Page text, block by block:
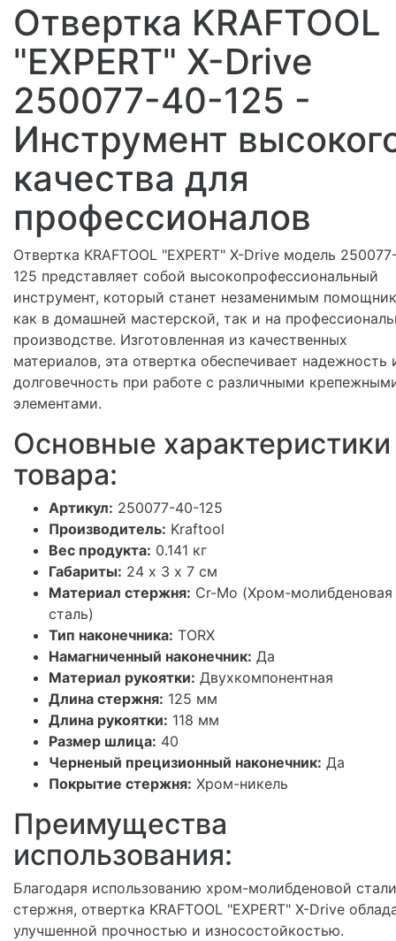
Отвертка KRAFTOOL
"EXPERT" X-Drive
250077-40-125 -
Инструмент
качества для
профессионалов
Отвертка KRAFTOOL "EXPERT" X-Drive модель
125 представляет собой высокопрофессиональный
инструмент, который станет незаменимым
как в домашней мастерской, так и на
производстве. Изготовленная из качественных
материалов, эта отвертка обеспечивает надежность
долговечность при работе с различными
элементами.
Основные характеристики
товара:
Артикул: 250077-40-125
Производитель: Kraftool
Вес продукта: 0.141 кг
Габариты: 24 х 3 х 7 см
Материал стержня: Cr-Mo (Хром-молибденовая
сталь)
Тип наконечника: TORX
Намагниченный наконечник: Да
Материал рукоятки: Двухкомпонентная
Длина стержня: 125 мм
Длина рукоятки: 118 мм
Размер шлица: 40
Черненый прецизионный наконечник: Да
Покрытие стержня: Хром-никель
Преимущества
использования:
Благодаря использованию хром-молибденовой
стержня, отвертка KRAFTOOL "EXPERT" X-Drive
улучшенной прочностью и износостойкостью.